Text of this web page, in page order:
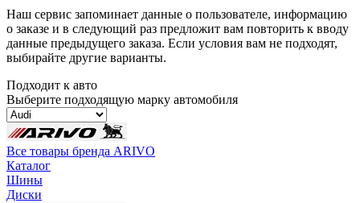
Наш сервис запоминает данные о пользователе, информацию
о заказе и в следующий раз предложит вам повторить к вводу
данные предыдущего заказа. Если условия вам не подходят,
выбирайте другие варианты.
Подходит к авто
Выберите подходящую марку автомобиля
Все товары бренда ARIVO
Каталог
Шины
Диски